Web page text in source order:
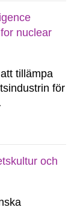
när
nuclear
tillämpa
för
av
och